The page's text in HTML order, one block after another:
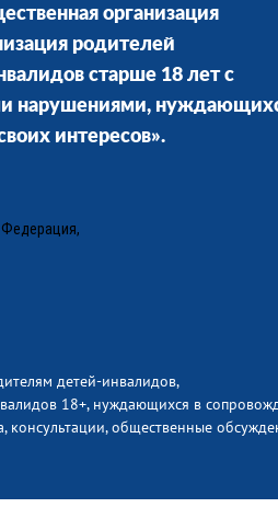
организация
родителей
старше 18 лет с
нарушениями,
интересов».
Федерация,
детей-инвалидов,
18+, нуждающихся в
консультации, общественные